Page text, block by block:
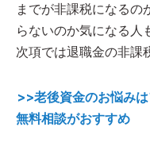
までが非課税になるの
らないのか気になる人
次項では退職金の非課
>>老後資金のお悩み
無料相談がおすすめ